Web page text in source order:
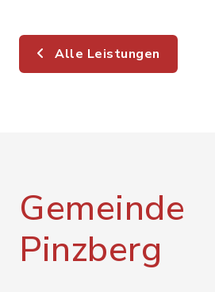
Alle Leistungen
Gemeinde
Pinzberg